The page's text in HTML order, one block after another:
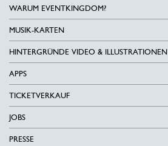
WARUM EVENTKINGDOM?
MUSIK-KARTEN
HINTERGRÜNDE VIDEO & ILLUSTRATIONEN
APPS
TICKETVERKAUF
JOBS
PRESSE